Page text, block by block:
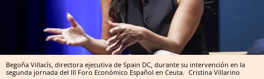
Begoña Villacís, directora ejecutiva de Spain DC, durante su intervención en la
segunda jornada del III Foro Económico Español en Ceuta. Cristina Villarino